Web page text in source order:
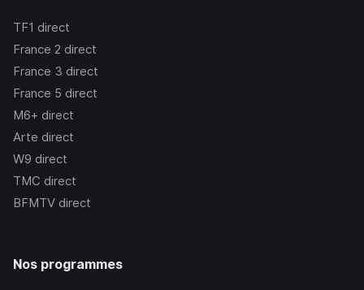
TF1 direct
France 2 direct
France 3 direct
France 5 direct
M6+ direct
Arte direct
W9 direct
TMC direct
BFMTV direct
Nos programmes